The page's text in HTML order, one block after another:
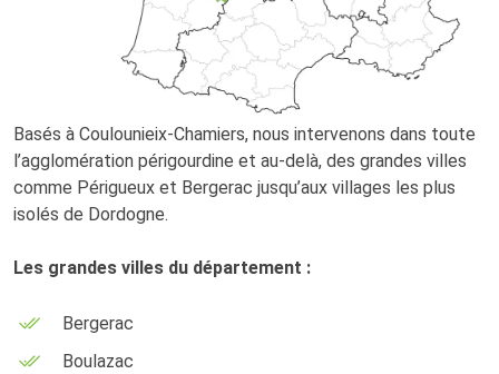
Basés à Coulounieix-Chamiers, nous intervenons dans toute
l’agglomération périgourdine et au-delà, des grandes villes
comme Périgueux et Bergerac jusqu’aux villages les plus
isolés de Dordogne.
Les grandes villes du département :
Bergerac
Boulazac